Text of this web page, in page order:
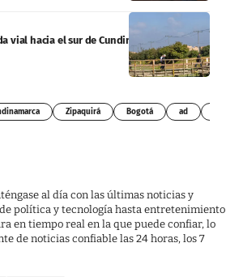
vial hacia el sur de Cundinamarca por el
Zipaquirá Bogotá ad
al día con las últimas noticias y
política y tecnología hasta entretenimiento
en tiempo real en la que puede confiar, lo
de noticias confiable las 24 horas, los 7